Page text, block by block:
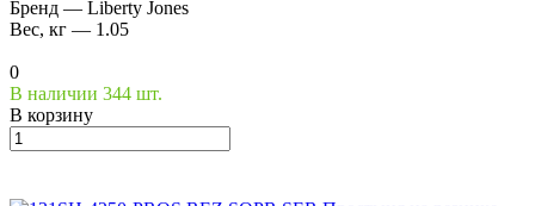
Бренд — Liberty Jones
Вес, кг — 1.05
0
В наличии 344 шт.
В корзину